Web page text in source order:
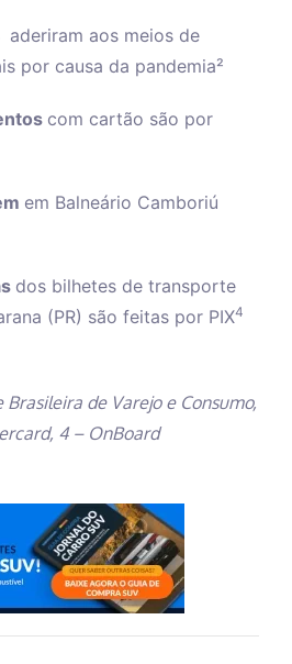
aderiram aos meios de
por causa da pandemia²
com cartão são por
em Balneário Camboriú
dos bilhetes de transporte
(PR) são feitas por PIX4
Brasileira de Varejo e Consumo,
4 – OnBoard